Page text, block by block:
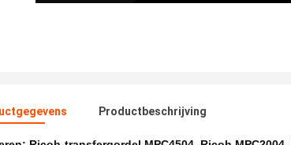
Productbeschrijving